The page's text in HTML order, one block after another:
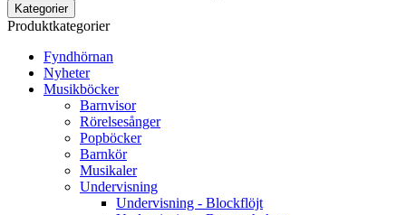
Kategorier
Produktkategorier
Fyndhörnan
Nyheter
Musikböcker
Barnvisor
Rörelsesånger
Popböcker
Barnkör
Musikaler
Undervisning
Undervisning - Blockflöjt